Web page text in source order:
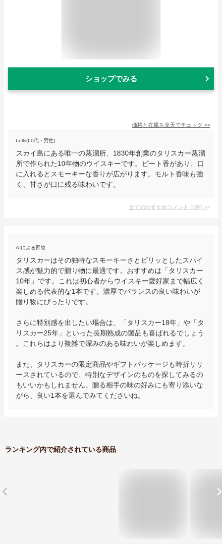
ショップでみる
価格と在庫を楽天でチェック >>
bells(60代・男性)
スカイ島にある唯一の蒸溜所、1830年創業のタリスカー蒸溜
所で作られた10年物のウイスキーです。ピート香があり、口
に入れるとスモーキーな香りが広がります。モルト香味も強
く、甘さが口に残る味わいです。
全てのおすすめコメント (1件) >
AIによる回答
タリスカーはその独特なスモーキーさとピリッとしたスパイ
ス感が魅力的で贈り物に最適です。おすすめは「タリスカー
10年」です。これは初心者からウイスキー愛好家まで幅広く
楽しめる代表的な1本です。濃厚でバランスの良い味わいが
贈り物にぴったりです。
さらに特別感を出したい場合は、「タリスカー18年」や「タ
リスカー25年」といった長期熟成の製品も喜ばれるでしょう
。これらはより複雑で深みのある味わいが楽しめます。
また、タリスカーの限定商品やギフトパッケージも時折リリ
ースされているので、特別なデザインのものを探してみるの
もいいかもしれません。贈る相手の味の好みにも寄り添いな
がら、良い1本を選んでみてくださいね。
ランキング内で紹介されている商品